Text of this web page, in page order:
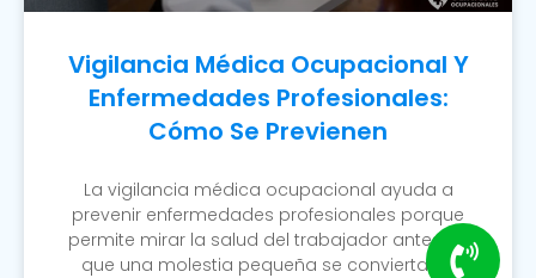
Vigilancia Médica Ocupacional Y
Enfermedades Profesionales:
Cómo Se Previenen
La vigilancia médica ocupacional ayuda a
prevenir enfermedades profesionales porque
permite mirar la salud del trabajador antes de
que una molestia pequeña se convierta en